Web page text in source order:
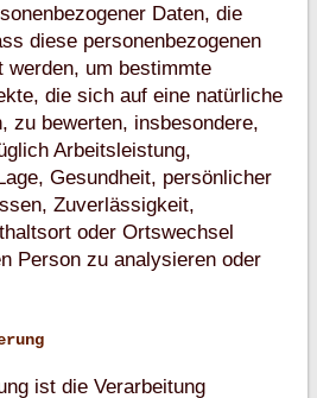
Daten, die
diese personenbezogenen
werden, um bestimmte
die sich auf eine natürliche
zu bewerten, insbesondere,
Arbeitsleistung,
Gesundheit, persönlicher
Zuverlässigkeit,
oder Ortswechsel
Person zu analysieren oder
ist die Verarbeitung